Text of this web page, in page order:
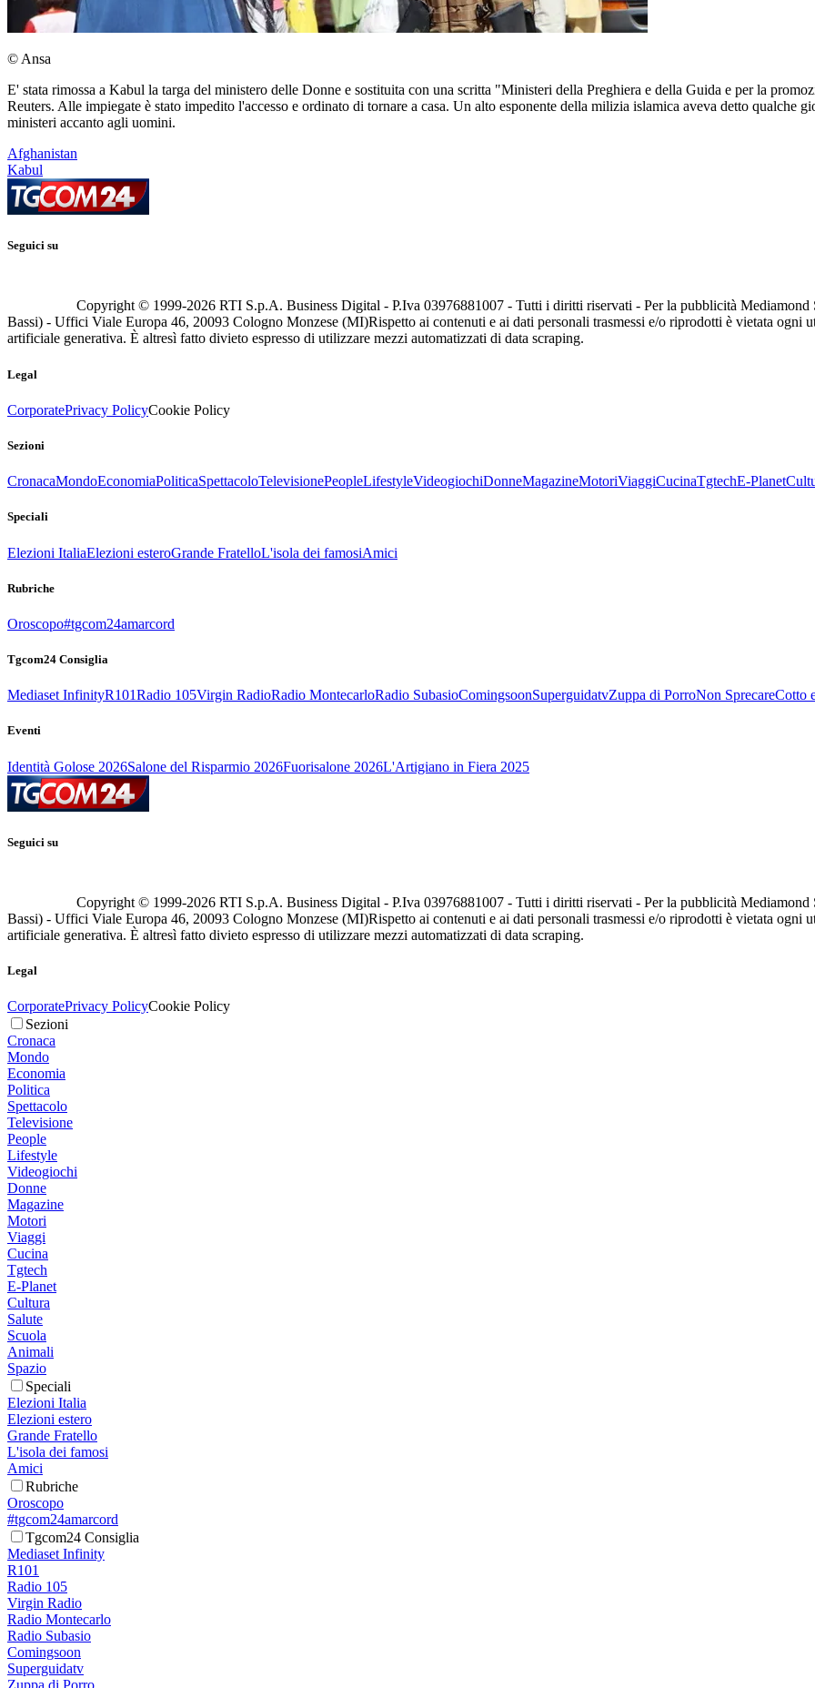
© Ansa
E' stata rimossa a Kabul la targa del ministero delle Donne e sostituita con una scritta "Ministeri della Preghiera e della Guida e per la
Reuters. Alle impiegate è stato impedito l'accesso e ordinato di tornare a casa. Un alto esponente della milizia islamica aveva detto qualche
ministeri accanto agli uomini.
Afghanistan
Kabul
Seguici su
Copyright © 1999-2026 RTI S.p.A. Business Digital - P.Iva 03976881007 - Tutti i diritti riservati - Per la pubblicità
Bassi) - Uffici Viale Europa 46, 20093 Cologno Monzese (MI)Rispetto ai contenuti e ai dati personali trasmessi e/o riprodotti è vietata ogni
artificiale generativa. È altresì fatto divieto espresso di utilizzare mezzi automatizzati di data scraping.
Legal
CorporatePrivacy PolicyCookie Policy
Sezioni
CronacaMondoEconomiaPoliticaSpettacoloTelevisionePeopleLifestyleVideogiochiDonneMagazineMotoriViaggiCucinaTgtechE-Planet
Speciali
Elezioni ItaliaElezioni esteroGrande FratelloL'isola dei famosiAmici
Rubriche
Oroscopo#tgcom24amarcord
Tgcom24 Consiglia
Mediaset InfinityR101Radio 105Virgin RadioRadio MontecarloRadio SubasioComingsoonSuperguidatvZuppa di PorroNon SprecareCotto
Eventi
Identità Golose 2026Salone del Risparmio 2026Fuorisalone 2026L'Artigiano in Fiera 2025
Seguici su
Copyright © 1999-2026 RTI S.p.A. Business Digital - P.Iva 03976881007 - Tutti i diritti riservati - Per la pubblicità
Bassi) - Uffici Viale Europa 46, 20093 Cologno Monzese (MI)Rispetto ai contenuti e ai dati personali trasmessi e/o riprodotti è vietata ogni
artificiale generativa. È altresì fatto divieto espresso di utilizzare mezzi automatizzati di data scraping.
Legal
CorporatePrivacy PolicyCookie Policy
Sezioni
Cronaca
Mondo
Economia
Politica
Spettacolo
Televisione
People
Lifestyle
Videogiochi
Donne
Magazine
Motori
Viaggi
Cucina
Tgtech
E-Planet
Cultura
Salute
Scuola
Animali
Spazio
Speciali
Elezioni Italia
Elezioni estero
Grande Fratello
L'isola dei famosi
Amici
Rubriche
Oroscopo
#tgcom24amarcord
Tgcom24 Consiglia
Mediaset Infinity
R101
Radio 105
Virgin Radio
Radio Montecarlo
Radio Subasio
Comingsoon
Superguidatv